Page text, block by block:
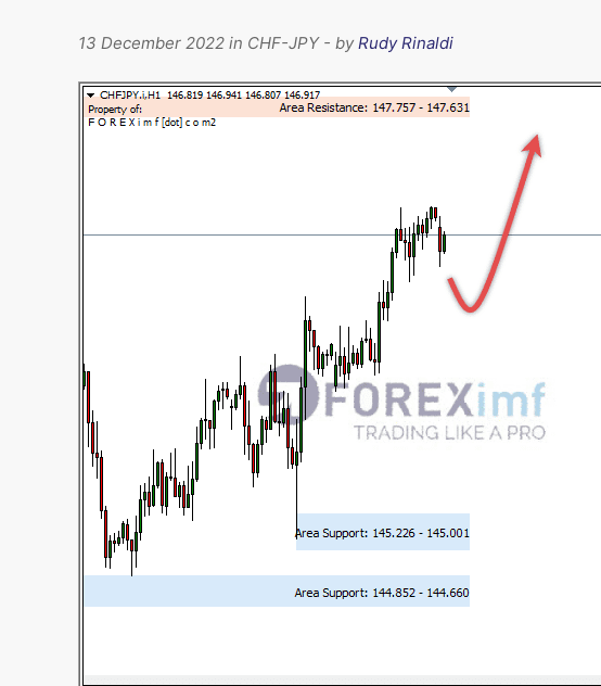
13 December 2022 in CHF-JPY - byRudy Rinaldi